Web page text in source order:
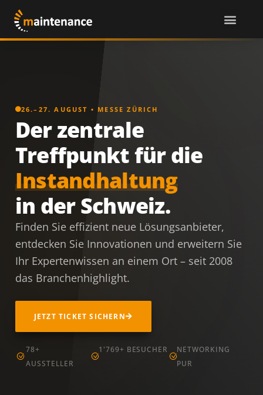
26.–27. AUGUST • MESSE ZÜRICH
Der zentrale
Treffpunkt für die
Instandhaltung
in der Schweiz.
Finden Sie effizient neue Lösungsanbieter,
entdecken Sie Innovationen und erweitern Sie
Ihr Expertenwissen an einem Ort – seit 2008
das Branchenhighlight.
JETZT TICKET SICHERN
78+
AUSSTELLER
1'769+ BESUCHER
NETWORKING
PUR